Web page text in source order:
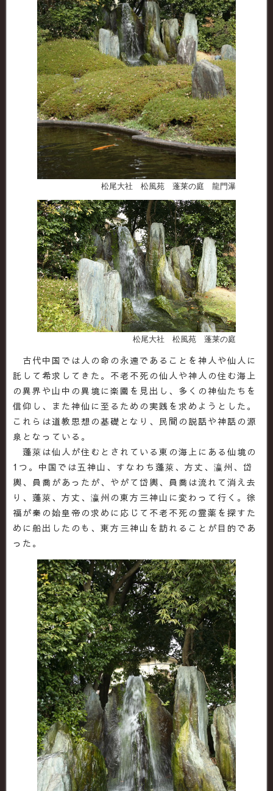
松尾大社 松風苑 蓬莱の庭 龍門瀑
松尾大社 松風苑 蓬莱の庭
古代中国では人の命の永遠であることを神人や仙人に
託して希求してきた。不老不死の仙人や神人の住む海上
の異界や山中の異境に楽園を見出し、多くの神仙たちを
信仰し、また神仙に至るための実践を求めようとした。
これらは道教思想の基礎となり、民間の説話や神話の源
泉となっている。
蓬萊は仙人が住むとされている東の海上にある仙境の
1つ。中国では五神山、すなわち蓬萊、方丈、瀛州、岱
輿、員喬があったが、やがて岱輿、員喬は流れて消え去
り、蓬萊、方丈、瀛州の東方三神山に変わって行く。徐
福が秦の始皇帝の求めに応じて不老不死の霊薬を探すた
めに船出したのも、東方三神山を訪れることが目的であ
った。